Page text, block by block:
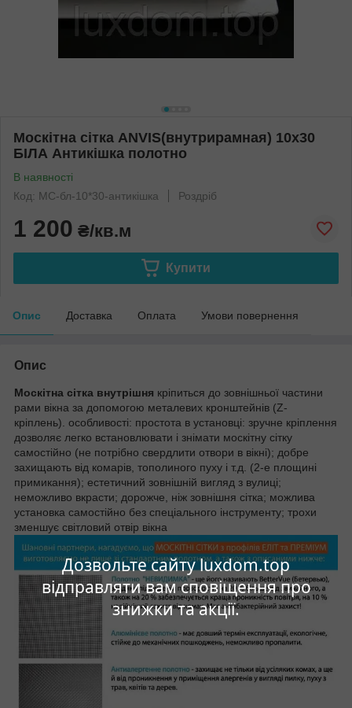
Дозвольте сайту luxdom.top
відправляти вам сповіщення про
знижки та акції.
Москітна сітка ANVIS(внутрирамная) 10х30
БІЛА Антикішка полотно
В наявності
Код: МС-бл-10*30-антикішка
Роздріб
1 200 ₴/кв.м
Купити
Опис Доставка Оплата Умови повернення
Опис
Москітна сітка внутрішня кріпиться до зовнішньої частини
рами вікна за допомогою металевих кронштейнів (Z-
кріплень). особливості: простота в установці: зручне кріплення
дозволяє легко встановлювати і знімати москітну сітку
самостійно (не потрібно свердлити отвори в вікні); добре
захищають від комарів, тополиного пуху і т.д. (2-е площині
примикання); естетичний зовнішній вигляд з вулиці;
неможливо вкрасти; дорожче, ніж зовнішня сітка; можлива
установка самостійно без спеціального інструменту; трохи
зменшує світловий отвір вікна